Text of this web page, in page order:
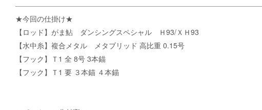
★今回の仕掛け★
【ロッド】がま鮎 ダンシングスペシャル Ｈ93/ＸＨ93
【水中糸】複合メタル メタブリッド 高比重 0.15号
【フック】Ｔ1 全 8号 3本錨
【フック】Ｔ1 要 ３本錨 ４本錨